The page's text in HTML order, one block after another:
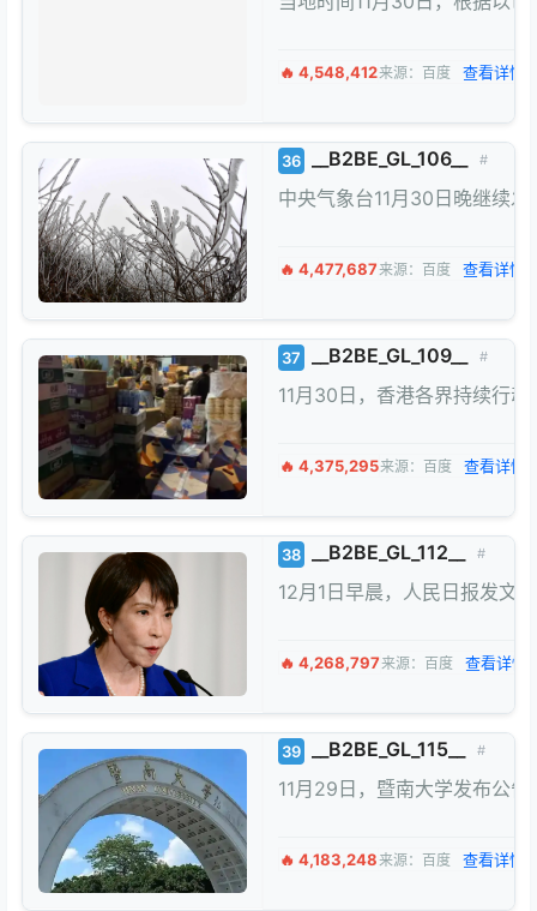
🔥 4,548,412来源：百度 查看详情
36 __B2BE_GL_106__ #
中央气象台11月30日晚继续
🔥 4,477,687来源：百度 查看详情
37 __B2BE_GL_109__ #
11月30日，香港各界持续行
🔥 4,375,295来源：百度 查看详情
38 __B2BE_GL_112__ #
12月1日早晨，人民日报发文
🔥 4,268,797来源：百度 查看详情
39 __B2BE_GL_115__ #
11月29日，暨南大学发布公
🔥 4,183,248来源：百度 查看详情